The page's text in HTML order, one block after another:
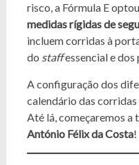
risco, a Fórmula E
medidas rígidas de
incluem corridas à
do staffessencial e dos
A configuração dos
calendário das
Até lá, começaremos
António Félix da Costa!